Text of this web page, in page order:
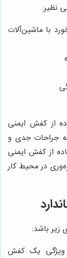
نظیر:
با ماشین‌آلات
از کفش ایمنی
جراحات جدی و
از کفش ایمنی
در محیط کار
زیر باشد:
ویژگی یک کفش